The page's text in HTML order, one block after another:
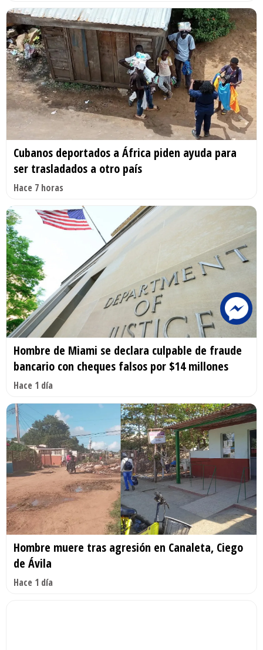
Cubanos deportados a África piden ayuda para
ser trasladados a otro país
Hace 7 horas
Hombre de Miami se declara culpable de fraude
bancario con cheques falsos por $14 millones
Hace 1 día
Hombre muere tras agresión en Canaleta, Ciego
de Ávila
Hace 1 día